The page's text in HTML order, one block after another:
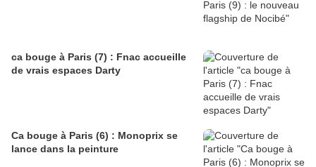
ca bouge à Paris (7) : Fnac accueille
de vrais espaces Darty
Ca bouge à Paris (6) : Monoprix se
lance dans la peinture